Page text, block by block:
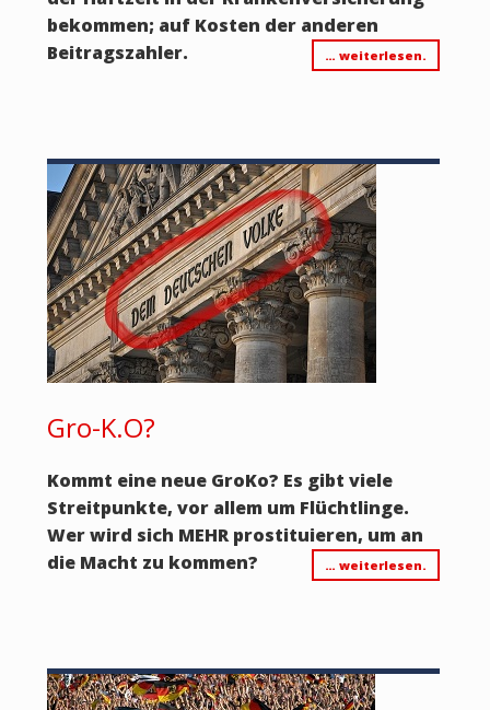
bekommen; auf Kosten der anderen
Beitragszahler.
… weiterlesen.
Gro-K.O?
Kommt eine neue GroKo? Es gibt viele
Streitpunkte, vor allem um Flüchtlinge.
Wer wird sich MEHR prostituieren, um an
die Macht zu kommen?
… weiterlesen.